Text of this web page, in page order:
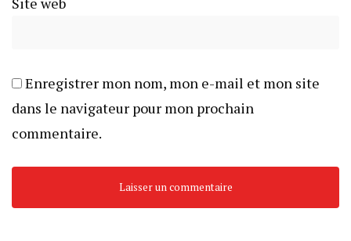
Enregistrer mon nom, mon e-mail et mon site
dans le navigateur pour mon prochain
commentaire.